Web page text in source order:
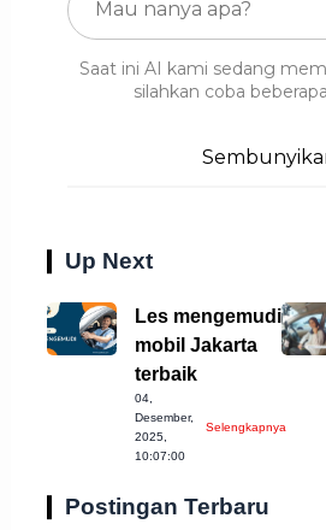
Saat ini AI kami sedang
silahkan coba
Up Next
Les mengemudi
mobil Jakarta
terbaik
04,
Desember,
2025,
10:07:00
Selengkapnya
Postingan Terbaru